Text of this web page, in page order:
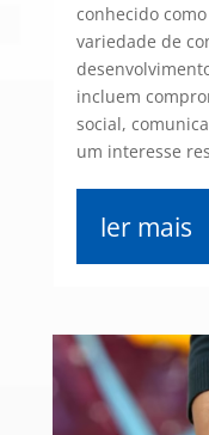
conhecido
variedade de
incluem
social,
um interesse
ler mais